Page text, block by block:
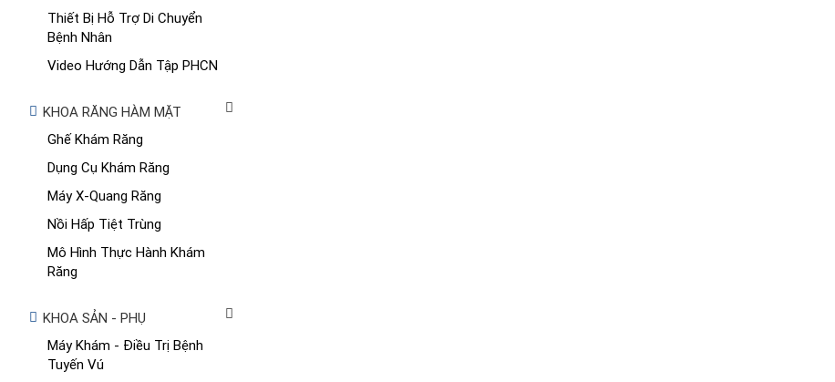
Thiết Bị Hỗ Trợ Di Chuyển
Bệnh Nhân
Video Hướng Dẫn Tập PHCN
KHOA RĂNG HÀM MẶT
Ghế Khám Răng
Dụng Cụ Khám Răng
Máy X-Quang Răng
Nồi Hấp Tiệt Trùng
Mô Hình Thực Hành Khám
Răng
KHOA SẢN - PHỤ
Máy Khám - Điều Trị Bệnh
Tuyến Vú